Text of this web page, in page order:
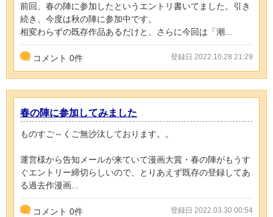
前回、春の陣に参加したというエントリ書いてました。引き
続き、今度は秋の陣に参加中です。
相変わらずの既存作品あるだけと、さらに今回は「潮...
コメント 0件 登録日 2022.10.28 21:29
春の陣に参加してみました
ものすご～くご無沙汰しております。。
運営様から告知メールが来ていて漫画大賞・春の陣がもうす
ぐエントリー締切らしいので、とりあえず既存の登録してあ
る過去作漫画...
コメント 0件 登録日 2022.03.30 00:54